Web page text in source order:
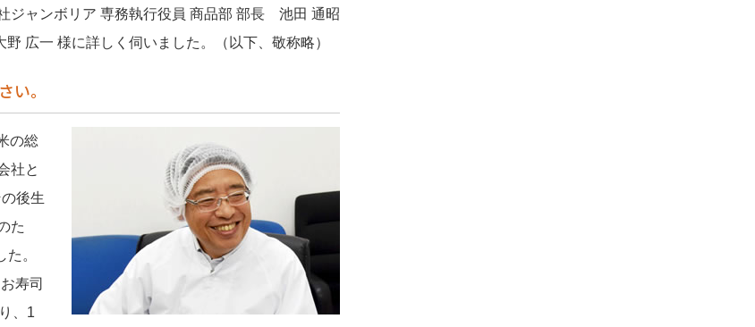
ジャンボリア 専務執行役員 商品部 部長 池田 通昭
広一 様に詳しく伺いました。（以下、敬称略）
い。
の総
社と
後生
た
。
寿司
、1